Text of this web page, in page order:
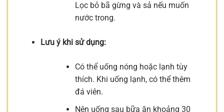
Lọc bỏ bã gừng và sả nếu muốn
nước trong.
Lưu ý khi sử dụng:
Có thể uống nóng hoặc lạnh tùy
thích. Khi uống lạnh, có thể thêm
đá viên.
Nên uống sau bữa ăn khoảng 30